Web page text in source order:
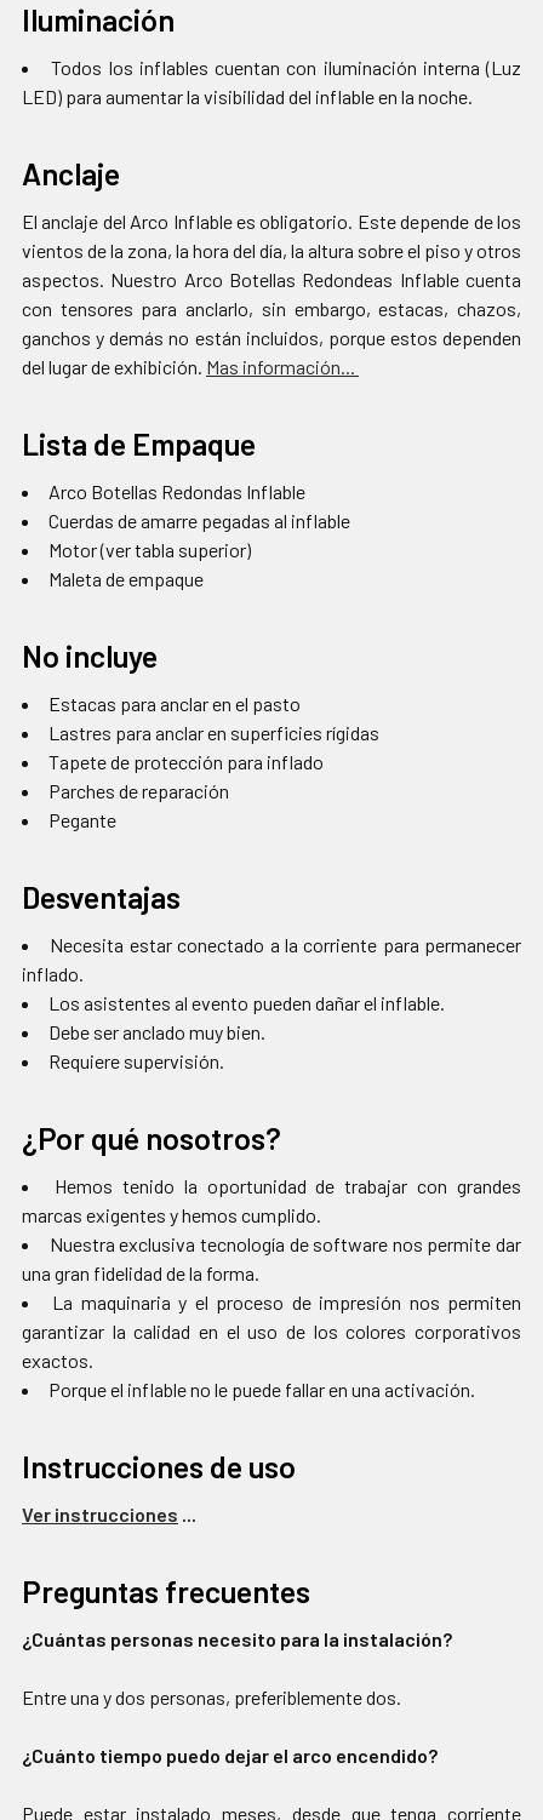
Iluminación
Todos los inflables cuentan con iluminación interna (Luz
LED) para aumentar la visibilidad del inflable en la noche.
Anclaje
El anclaje del Arco Inflable es obligatorio. Este depende de los
vientos de la zona, la hora del día, la altura sobre el piso y otros
aspectos. Nuestro Arco Botellas Redondeas Inflable cuenta
con tensores para anclarlo, sin embargo, estacas, chazos,
ganchos y demás no están incluidos, porque estos dependen
del lugar de exhibición. Mas información...
Lista de Empaque
Arco Botellas Redondas Inflable
Cuerdas de amarre pegadas al inflable
Motor (ver tabla superior)
Maleta de empaque
No incluye
Estacas para anclar en el pasto
Lastres para anclar en superficies rígidas
Tapete de protección para inflado
Parches de reparación
Pegante
Desventajas
Necesita estar conectado a la corriente para permanecer
inflado.
Los asistentes al evento pueden dañar el inflable.
Debe ser anclado muy bien.
Requiere supervisión.
¿Por qué nosotros?
Hemos tenido la oportunidad de trabajar con grandes
marcas exigentes y hemos cumplido.
Nuestra exclusiva tecnología de software nos permite dar
una gran fidelidad de la forma.
La maquinaria y el proceso de impresión nos permiten
garantizar la calidad en el uso de los colores corporativos
exactos.
Porque el inflable no le puede fallar en una activación.
Instrucciones de uso
Ver instrucciones ...
Preguntas frecuentes
¿Cuántas personas necesito para la instalación?
Entre una y dos personas, preferiblemente dos.
¿Cuánto tiempo puedo dejar el arco encendido?
Puede estar instalado meses, desde que tenga corriente